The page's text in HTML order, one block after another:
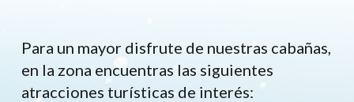
Para un mayor disfrute de nuestras cabañas,
en la zona encuentras las siguientes
atracciones turísticas de interés: